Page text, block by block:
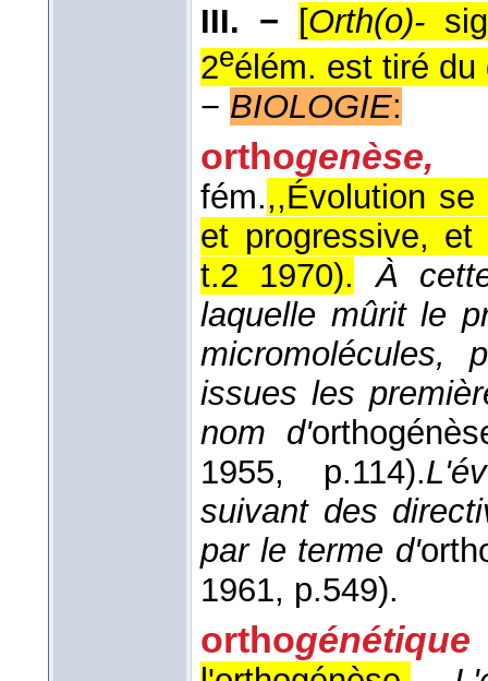
III. −
[Orth(o)-
2eélém. est tiré du
− BIOLOGIE:
orthogenèse,
fém.,,Évolution
et progressive,
t.2 1970).
À
laquelle mûrit le
micromolécules,
issues les
nom d'
1955, p.114).
suivant des
par le terme d'
1961, p.549).
orthogénétique